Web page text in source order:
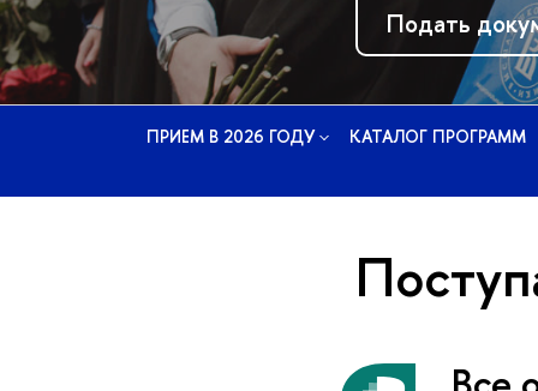
Подать
ПРИЕМ В 2026 ГОДУ КАТАЛОГ ПРОГРАММ